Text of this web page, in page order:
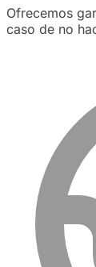
Ofrecemos
caso de no